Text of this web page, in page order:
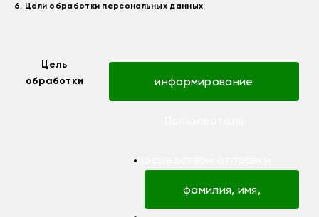
6. Цели обработки персональных данных
Цель
обработки
информирование
электронных писем
фамилия, имя,